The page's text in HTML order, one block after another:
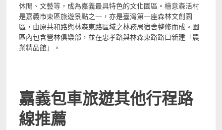
休閒、文藝等，成為嘉義最具特色的文化園區。檜意森活村
是嘉義市東區旅遊景點之一，亦是臺灣第一座森林文創園
區，由原共和路與林森東路區域之林務局宿舍整修而成。園
區內包含營林俱樂部，並在忠孝路與林森東路路口新建「農
業精品館」。
嘉義包車旅遊其他行程路
線推薦